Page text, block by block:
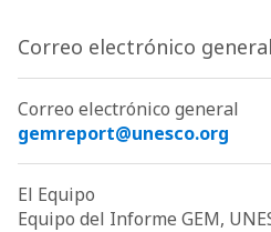
Correo electrónico general
Correo electrónico general
gemreport@unesco.org
El Equipo
Equipo del Informe GEM,